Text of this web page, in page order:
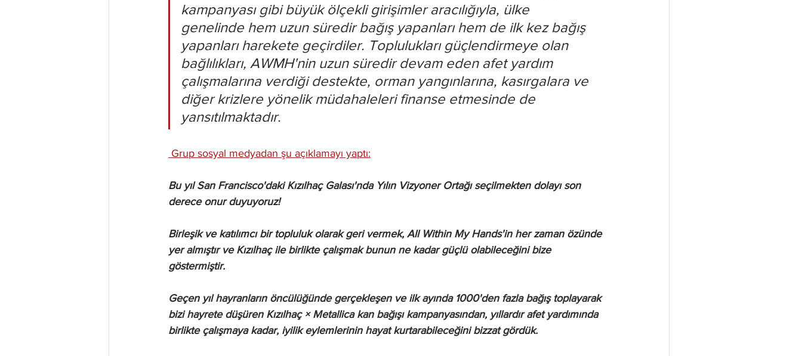
kampanyası gibi büyük ölçekli girişimler aracılığıyla, ülke
genelinde hem uzun süredir bağış yapanları hem de ilk kez bağış
yapanları harekete geçirdiler. Toplulukları güçlendirmeye olan
bağlılıkları, AWMH'nin uzun süredir devam eden afet yardım
çalışmalarına verdiği destekte, orman yangınlarına, kasırgalara ve
diğer krizlere yönelik müdahaleleri finanse etmesinde de
yansıtılmaktadır.
Grup sosyal medyadan şu açıklamayı yaptı:
Bu yıl San Francisco'daki Kızılhaç Galası'nda Yılın Vizyoner Ortağı seçilmekten dolayı son
derece onur duyuyoruz!
Birleşik ve katılımcı bir topluluk olarak geri vermek, All Within My Hands'in her zaman özünde
yer almıştır ve Kızılhaç ile birlikte çalışmak bunun ne kadar güçlü olabileceğini bize
göstermiştir.
Geçen yıl hayranların öncülüğünde gerçekleşen ve ilk ayında 1000'den fazla bağış toplayarak
bizi hayrete düşüren Kızılhaç × Metallica kan bağışı kampanyasından, yıllardır afet yardımında
birlikte çalışmaya kadar, iyilik eylemlerinin hayat kurtarabileceğini bizzat gördük.